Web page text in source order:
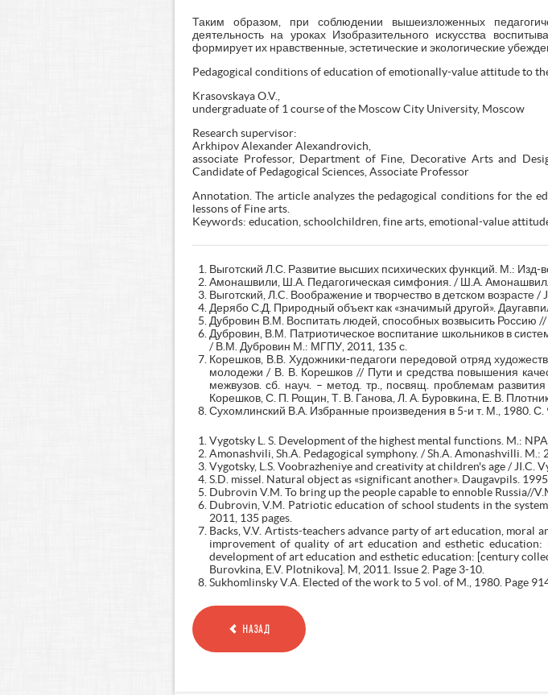
Таким образом, при соблюдении вышеизложенных
деятельность на уроках Изобразительного искусства
формирует их нравственные, эстетические и экологические
Pedagogical conditions of education of emotionally-value attitude to
Krasovskaya O.V.,
undergraduate of 1 course of the Moscow City University, Moscow
Research supervisor:
Arkhipov Alexander Alexandrovich,
associate Professor, Department of Fine, Decorative Arts and
Candidate of Pedagogical Sciences, Associate Professor
Annotation. The article analyzes the pedagogical conditions for the
lessons of Fine arts.
Keywords: education, schoolchildren, fine arts, emotional-value
Выготский Л.С. Развитие высших психических функций. М.:
Амонашвили, Ш.А. Педагогическая симфония. / Ш.А.
Выготский, Л.C. Воображение и творчество в детском возрасте
Дерябо С.Д. Природный объект как «значимый другой».
Дубровин В.М. Воспитать людей, способных возвысить
Дубровин, В.М. Патриотическое воспитание школьников в
/ В.М. Дубровин М.: МГПУ, 2011, 135 с.
Корешков, В.В. Художники-педагоги передовой отряд
молодежи / В. В. Корешков // Пути и средства повышения
межвузов. сб. науч. – метод. тр., посвящ. проблемам
Корешков, С. П. Рощин, Т. В. Ганова, Л. А. Буровкина, Е. В.
Сухомлинский В.А. Избранные произведения в 5-и т. М., 1980. С.
Vygotsky L. S. Development of the highest mental functions. M.:
Amonashvili, Sh.A. Pedagogical symphony. / Sh.A. Amonashvilli. M.:
Vygotsky, L.S. Voobrazheniye and creativity at children's age / JI.C.
S.D. missel. Natural object as «significant another». Daugavpils.
Dubrovin V.M. To bring up the people capable to ennoble Russia//
Dubrovin, V.M. Patriotic education of school students in the
2011, 135 pages.
Backs, V.V. Artists-teachers advance party of art education, moral
improvement of quality of art education and esthetic
development of art education and esthetic education: [century
Burovkina, E.V. Plotnikova]. M, 2011. Issue 2. Page 3-10.
Sukhomlinsky V.A. Elected of the work to 5 vol. of M., 1980. Page
НАЗАД